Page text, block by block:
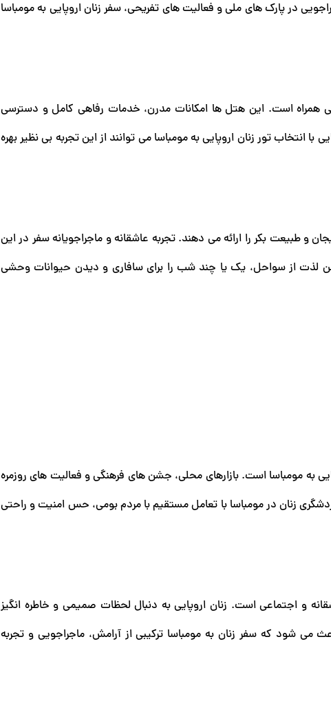
در پارک های ملی و فعالیت های تفریحی، سفر زنان اروپایی به مومباسا
همراه است. این هتل ها امکانات مدرن، خدمات رفاهی کامل و دسترسی
انتخاب تور زنان اروپایی به مومباسا می توانند از این تجربه بی نظیر بهره
و طبیعت بکر را ارائه می دهند. تجربه عاشقانه و ماجراجویانه سفر در این
لذت از سواحل، یک یا چند شب را برای سافاری و دیدن حیوانات وحشی
به مومباسا است. بازارهای محلی، جشن های فرهنگی و فعالیت های روزمره
زنان در مومباسا با تعامل مستقیم با مردم بومی، حس امنیت و راحتی
و اجتماعی است. زنان اروپایی به دنبال لحظات صمیمی و خاطره انگیز
می شود که سفر زنان به مومباسا ترکیبی از آرامش، ماجراجویی و تجربه